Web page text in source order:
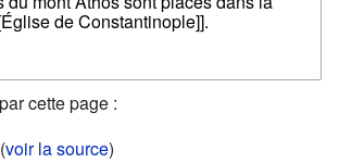
cette page :
(voir la source)